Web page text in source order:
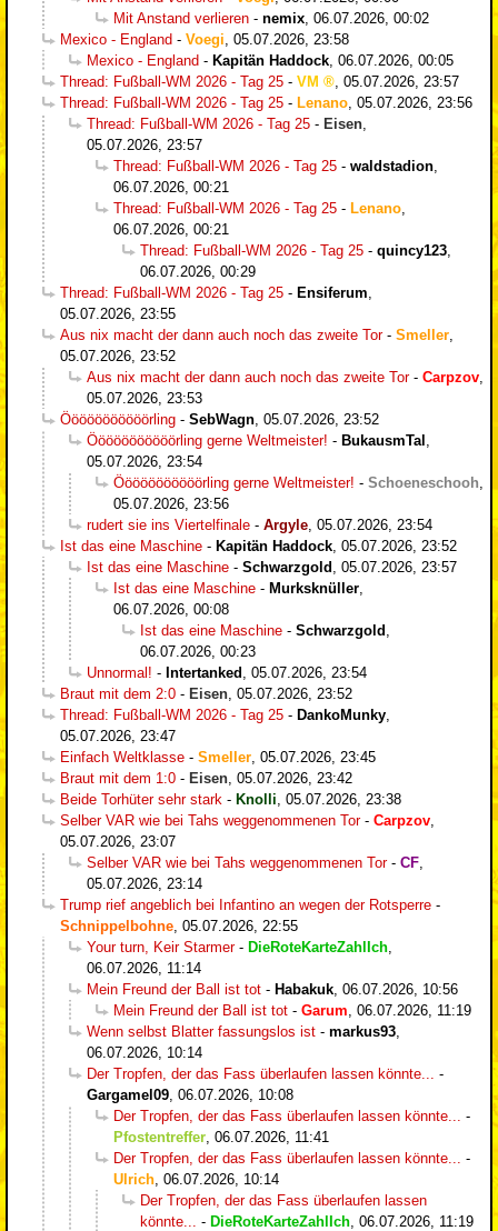
Mit Anstand verlieren - nemix 06.07.2026, 00:02
Mexico - England - Voegi 05.07.2026, 23:58
Mexico - England - Kapitän Haddock 06.07.2026, 00:05
Thread: Fußball-WM 2026 - Tag 25 - VM
05.07.2026, 23:57
Thread: Fußball-WM 2026 - Tag 25 - Lenano 05.07.2026, 23:56
Thread: Fußball-WM 2026 - Tag 25 - Eisen
05.07.2026, 23:57
Thread: Fußball-WM 2026 - Tag 25 - waldstadion
06.07.2026, 00:21
Thread: Fußball-WM 2026 - Tag 25 - Lenano
06.07.2026, 00:21
Thread: Fußball-WM 2026 - Tag 25 - quincy123
06.07.2026, 00:29
Thread: Fußball-WM 2026 - Tag 25 - Ensiferum
05.07.2026, 23:55
Aus nix macht der dann auch noch das zweite Tor- Smeller
05.07.2026, 23:52
Aus nix macht der dann auch noch das zweite Tor- Carpzov
05.07.2026, 23:53
Ööööööööööörling - SebWagn 05.07.2026, 23:52
Ööööööööööörling gerne Weltmeister! - BukausmTal
05.07.2026, 23:54
Ööööööööööörling gerne Weltmeister! - Schoeneschooh
05.07.2026, 23:56
rudert sie ins Viertelfinale - Argyle 05.07.2026, 23:54
Ist das eine Maschine - Kapitän Haddock 05.07.2026, 23:52
Ist das eine Maschine - Schwarzgold
05.07.2026, 23:57
Ist das eine Maschine - Murksknüller
06.07.2026, 00:08
Ist das eine Maschine - Schwarzgold
06.07.2026, 00:23
Unnormal! - Intertanked
05.07.2026, 23:54
Braut mit dem 2:0 - Eisen 05.07.2026, 23:52
Thread: Fußball-WM 2026 - Tag 25 - DankoMunky
05.07.2026, 23:47
Einfach Weltklasse - Smeller 05.07.2026, 23:45
Braut mit dem 1:0 - Eisen 05.07.2026, 23:42
Beide Torhüter sehr stark - Knolli 05.07.2026, 23:38
Selber VAR wie bei Tahs weggenommenen Tor- Carpzov
05.07.2026, 23:07
Selber VAR wie bei Tahs weggenommenen Tor- CF
05.07.2026, 23:14
Trump rief angeblich bei Infantino an wegen der Rotsperre -
Schnippelbohne 05.07.2026, 22:55
Your turn, Keir Starmer- DieRoteKarteZahlIch
06.07.2026, 11:14
Mein Freund der Ball ist tot - Habakuk 06.07.2026, 10:56
Mein Freund der Ball ist tot - Garum 06.07.2026, 11:19
Wenn selbst Blatter fassungslos ist - markus93
06.07.2026, 10:14
Der Tropfen, der das Fass überlaufen lassen könnte...
-
Gargamel09 06.07.2026, 10:08
Der Tropfen, der das Fass überlaufen lassen könnte...
-
Pfostentreffer 06.07.2026, 11:41
Der Tropfen, der das Fass überlaufen lassen könnte...
-
Ulrich 06.07.2026, 10:14
Der Tropfen, der das Fass überlaufen lassen
könnte...
- DieRoteKarteZahlIch 06.07.2026, 11:19